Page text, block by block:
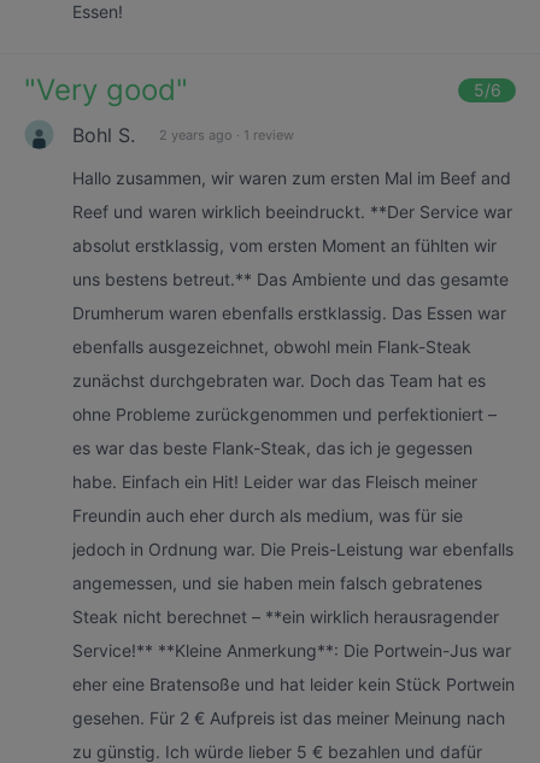
Essen!
"Very good" 5/6
Bohl S. 2 years ago · 1 review
Hallo zusammen, wir waren zum ersten Mal im Beef and
Reef und waren wirklich beeindruckt. **Der Service war
absolut erstklassig, vom ersten Moment an fühlten wir
uns bestens betreut.** Das Ambiente und das gesamte
Drumherum waren ebenfalls erstklassig. Das Essen war
ebenfalls ausgezeichnet, obwohl mein Flank-Steak
zunächst durchgebraten war. Doch das Team hat es
ohne Probleme zurückgenommen und perfektioniert –
es war das beste Flank-Steak, das ich je gegessen
habe. Einfach ein Hit! Leider war das Fleisch meiner
Freundin auch eher durch als medium, was für sie
jedoch in Ordnung war. Die Preis-Leistung war ebenfalls
angemessen, und sie haben mein falsch gebratenes
Steak nicht berechnet – **ein wirklich herausragender
Service!** **Kleine Anmerkung**: Die Portwein-Jus war
eher eine Bratensoße und hat leider kein Stück Portwein
gesehen. Für 2 € Aufpreis ist das meiner Meinung nach
zu günstig. Ich würde lieber 5 € bezahlen und dafür